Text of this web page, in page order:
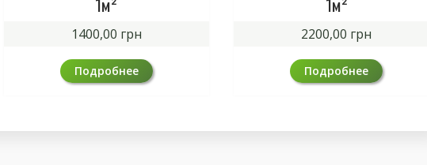
1м²
1400,00 грн
Подробнее
1м²
2200,00 грн
Подробнее